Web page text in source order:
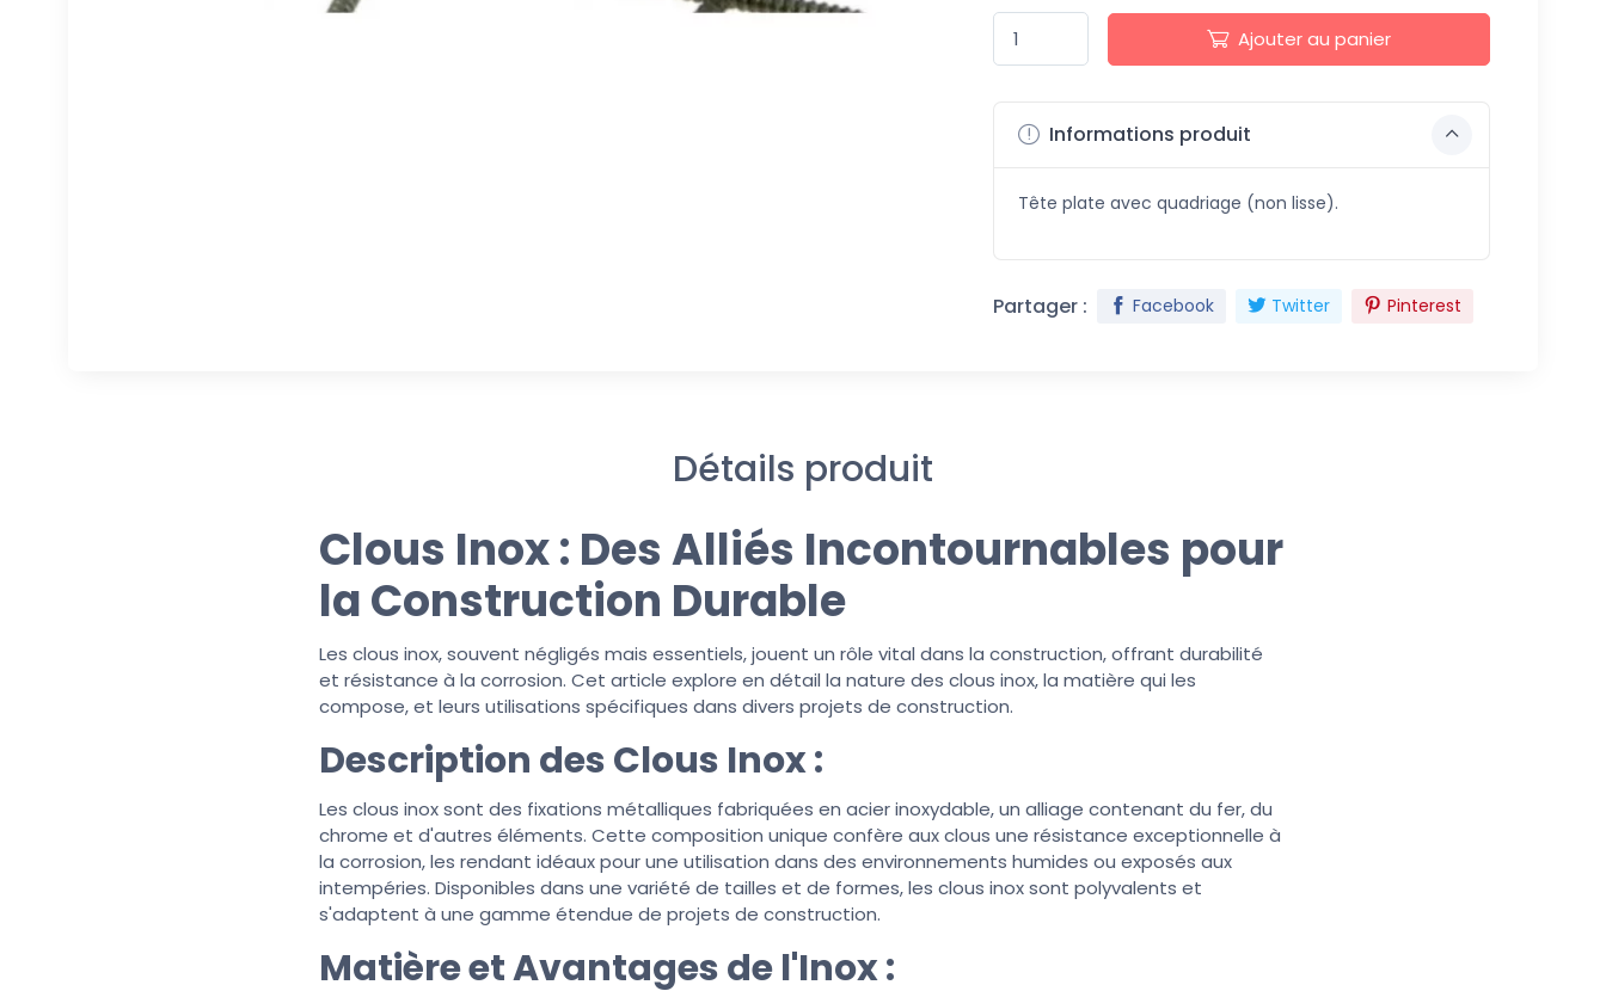
Ajouter au panier
Informations produit
Tête plate avec quadriage (non lisse).
Partager : Facebook Twitter Pinterest
Détails produit
Clous Inox : Des Alliés Incontournables pour
la Construction Durable
Les clous inox, souvent négligés mais essentiels, jouent un rôle vital dans la construction, offrant durabilité
et résistance à la corrosion. Cet article explore en détail la nature des clous inox, la matière qui les
compose, et leurs utilisations spécifiques dans divers projets de construction.
Description des Clous Inox :
Les clous inox sont des fixations métalliques fabriquées en acier inoxydable, un alliage contenant du fer, du
chrome et d'autres éléments. Cette composition unique confère aux clous une résistance exceptionnelle à
la corrosion, les rendant idéaux pour une utilisation dans des environnements humides ou exposés aux
intempéries. Disponibles dans une variété de tailles et de formes, les clous inox sont polyvalents et
s'adaptent à une gamme étendue de projets de construction.
Matière et Avantages de l'Inox :